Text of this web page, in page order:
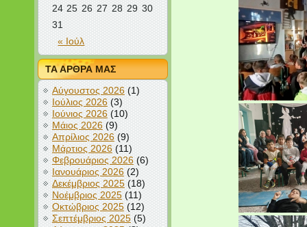
« Ιούλ
24 25 26 27 28 29 30
31
ΤΑ ΑΡΘΡΑ ΜΑΣ
Αύγουστος 2026(1)
Ιούλιος 2026(3)
Ιούνιος 2026(10)
Μάιος 2026(9)
Απρίλιος 2026(9)
Μάρτιος 2026(11)
Φεβρουάριος 2026(6)
Ιανουάριος 2026(2)
Δεκέμβριος 2025(18)
Νοέμβριος 2025(11)
Οκτώβριος 2025(12)
Σεπτέμβριος 2025(5)